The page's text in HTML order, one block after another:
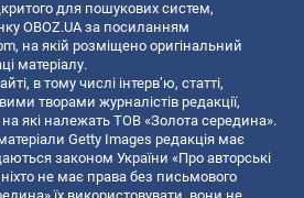
для пошукових систем,
OBOZ.UA за посиланням
, на якій розміщено оригінальний
матеріалу.
в тому числі інтерв’ю, статті,
творами журналістів редакції,
які належать ТОВ «Золота середина».
Getty Images редакція має
законом України «Про авторські
не має права без письмового